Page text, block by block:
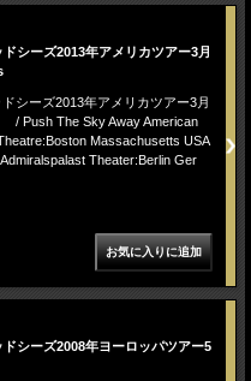
シーズ2013年アメリカツアー3月
シーズ2013年アメリカツアー3月
/ Push The Sky Away American
Massachusetts USA
Theater:Berlin Ger
シーズ2008年ヨーロッパツアー5